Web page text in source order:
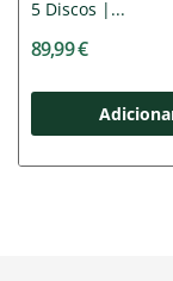
5 Discos |...
89,99 €